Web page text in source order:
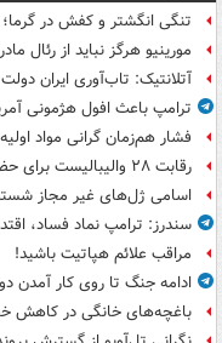
تنگی انگشتر و کفش در
مورینیو هرگز نباید از رئال
آتلانتیک: تاب‌آوری ایران
ترامپ باعث افول هژمونی
فشار هم‌زمان گرانی مواد
رقابت ۲۸ والیبالیست برای حضور در فهرست نهایی تیم ملی
اسامی ژل‌های غیر مجاز
سندرز: ترامپ نماد فساد،
مراقب علائم هپاتیت باشید!
ادامه جنگ تا روی کار آمدن
باغچه‌های خانگی در کاهش